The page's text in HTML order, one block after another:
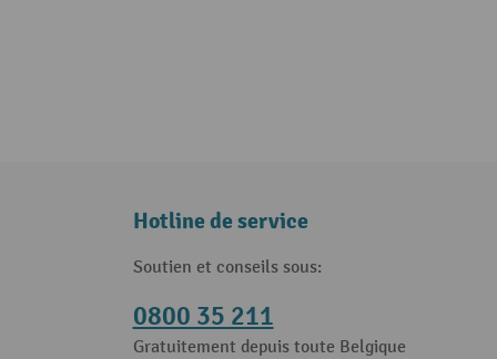
Hotline de service
Soutien et conseils sous:
0800 35 211
Gratuitement depuis toute Belgique